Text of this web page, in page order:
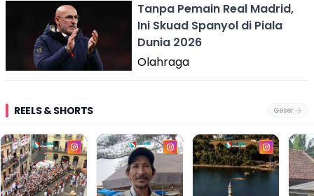
Tanpa Pemain Real Madrid,
Ini Skuad Spanyol di Piala
Dunia 2026
Olahraga
REELS & SHORTS Geser